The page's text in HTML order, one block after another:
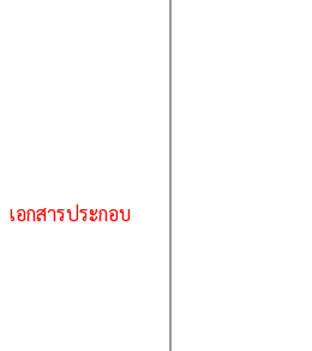
เอกสารประกอบ